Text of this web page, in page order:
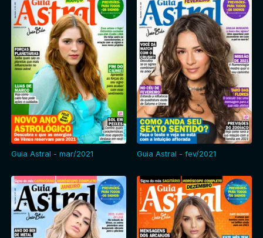
Guia Astral - mar/2021 Guia Astral - fev/2021